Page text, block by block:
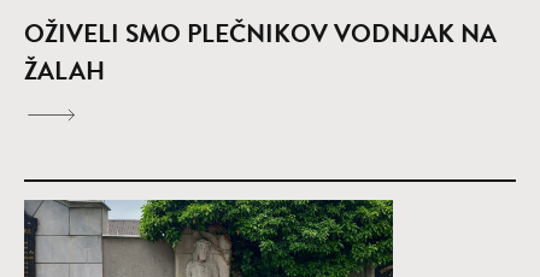
OŽIVELI SMO PLEČNIKOV VODNJAK NA
ŽALAH